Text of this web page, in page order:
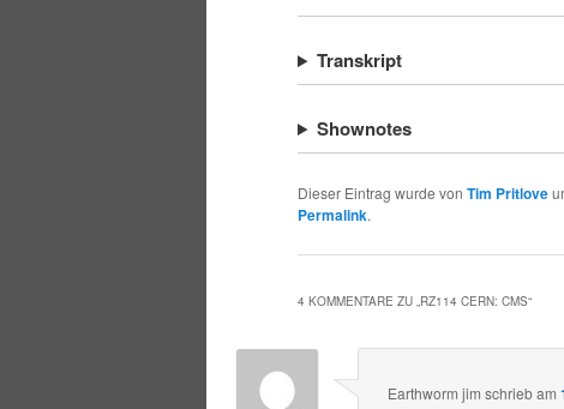
Transkript
Shownotes
Dieser Eintrag wurde von Tim Pritlove
Permalink.
4 KOMMENTARE ZU „ RZ114 CERN: CMS“
Earthworm jim schriebam